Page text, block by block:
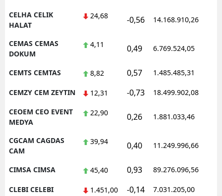
CELHA CELIK
HALAT
24,68 -0,56 14.168.910,26
CEMAS CEMAS
DOKUM
4,11 0,49 6.769.524,05
CEMTS CEMTAS 8,82 0,57 1.485.485,31
CEMZY CEM ZEYTIN 12,31 -0,73 18.499.902,08
CEOEM CEO EVENT
MEDYA
22,90 0,26 1.881.033,46
CGCAM CAGDAS
CAM
39,94 0,40 11.249.996,66
CIMSA CIMSA 45,40 0,93 89.276.096,56
CLEBI CELEBI 1.451,00 -0,14 7.031.205,00